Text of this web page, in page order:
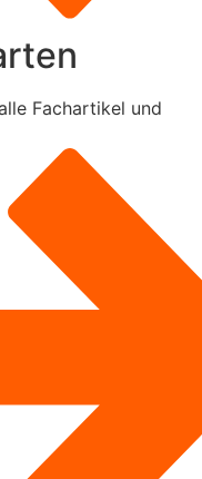
Fachartikel und